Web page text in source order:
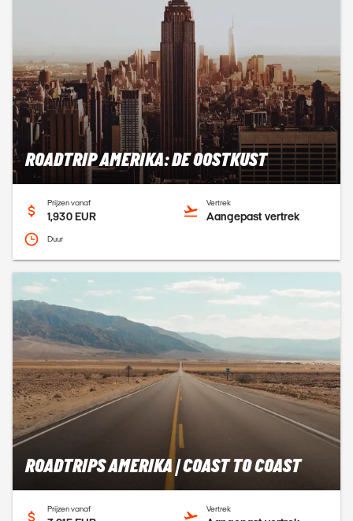
ROADTRIP AMERIKA: DE OOSTKUST
Prijzen vanaf
1,930 EUR
Duur
Vertrek
Aangepast vertrek
ROADTRIPS AMERIKA | COAST TO COAST
Prijzen vanaf Vertrek